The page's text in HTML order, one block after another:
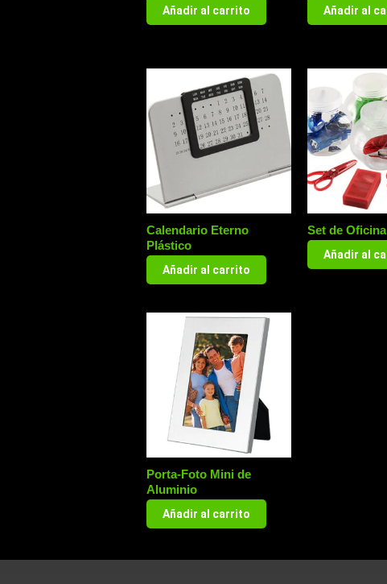
Añadir al carrito Añadir al
Calendario Eterno
Plástico
Añadir al carrito
Set de Oficina
Añadir al
Porta-Foto Mini de
Aluminio
Añadir al carrito